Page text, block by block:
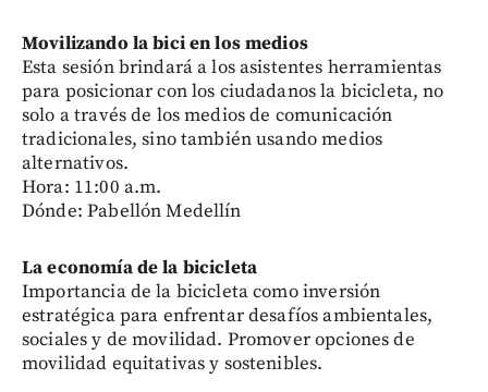
Movilizando la bici en los medios
Esta sesión brindará a los asistentes herramientas
para posicionar con los ciudadanos la bicicleta, no
solo a través de los medios de comunicación
tradicionales, sino también usando medios
alternativos.
Hora: 11:00 a.m.
Dónde: Pabellón Medellín
La economía de la bicicleta
Importancia de la bicicleta como inversión
estratégica para enfrentar desafíos ambientales,
sociales y de movilidad. Promover opciones de
movilidad equitativas y sostenibles.